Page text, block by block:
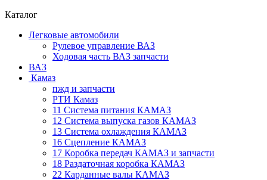
Каталог
Легковые автомобили
Рулевое управление ВАЗ
Ходовая часть ВАЗ запчасти
ВАЗ
Камаз
пжд и запчасти
РТИ Камаз
11 Система питания КАМАЗ
12 Система выпуска газов КАМАЗ
13 Система охлаждения КАМАЗ
16 Сцепление КАМАЗ
17 Коробка передач КАМАЗ и запчасти
18 Раздаточная коробка КАМАЗ
22 Карданные валы КАМАЗ